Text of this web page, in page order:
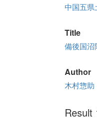
中国五県
Title
備後国沼
Author
木村惣助
Result